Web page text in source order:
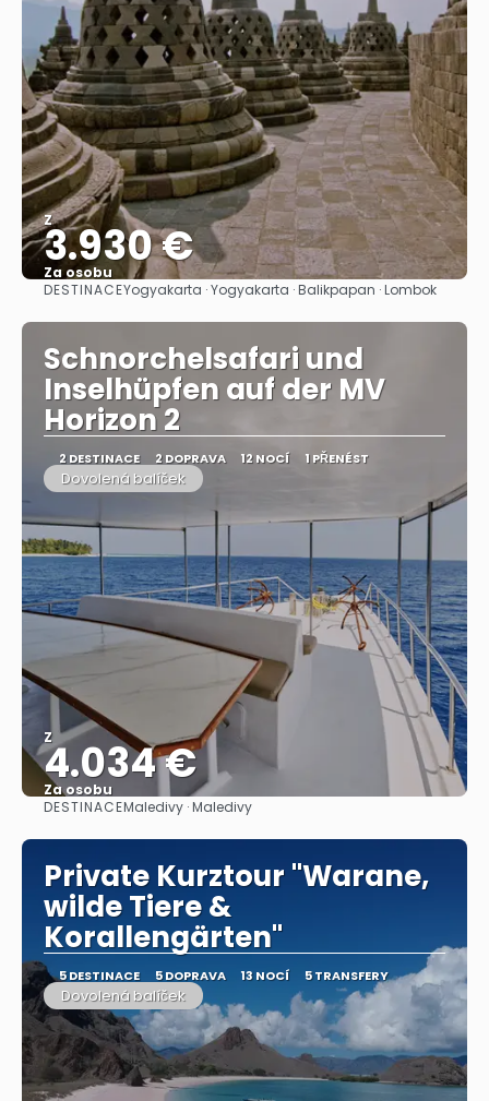
Z
3.930 €
Za osobu
Zobrazit
DESTINACEYogyakarta · Yogyakarta · Balikpapan · Lombok
Schnorchelsafari und
Inselhüpfen auf der MV
Horizon 2
2 DESTINACE 2 DOPRAVA 12 NOCÍ 1 PŘENÉST
Dovolená balíček
Z
4.034 €
Za osobu
Zobrazit
DESTINACEMaledivy · Maledivy
Private Kurztour "Warane,
wilde Tiere &
Korallengärten"
5 DESTINACE 5 DOPRAVA 13 NOCÍ 5 TRANSFERY
Dovolená balíček